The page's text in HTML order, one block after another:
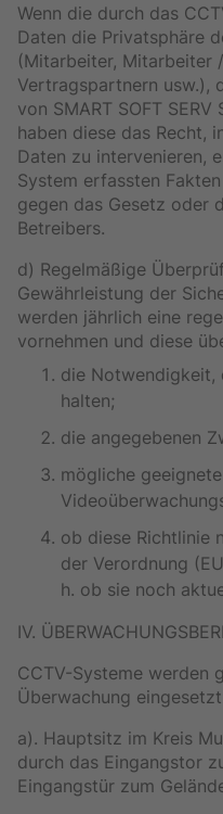
Wenn die durch das
Daten die Privatsphäre
(Mitarbeiter, Mitarbeiter
Vertragspartnern usw.),
von SMART SOFT
haben diese das Recht,
Daten zu intervenieren,
System erfassten
gegen das Gesetz oder
Betreibers.
d) Regelmäßige
Gewährleistung der
werden jährlich eine
vornehmen und diese
die Notwendigkeit,
halten;
die angegebenen
mögliche
ob diese Richtlinie
der Verordnung
h. ob sie noch
IV.
CCTV-Systeme werden
Überwachung
a). Hauptsitz im Kreis
durch das Eingangstor
Eingangstür zum